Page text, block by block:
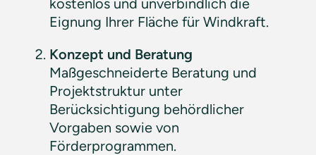
kostenlos und unverbindlich die
Eignung Ihrer Fläche für Windkraft.
Konzept und Beratung
Maßgeschneiderte Beratung und
Projektstruktur unter
Berücksichtigung behördlicher
Vorgaben sowie von
Förderprogrammen.